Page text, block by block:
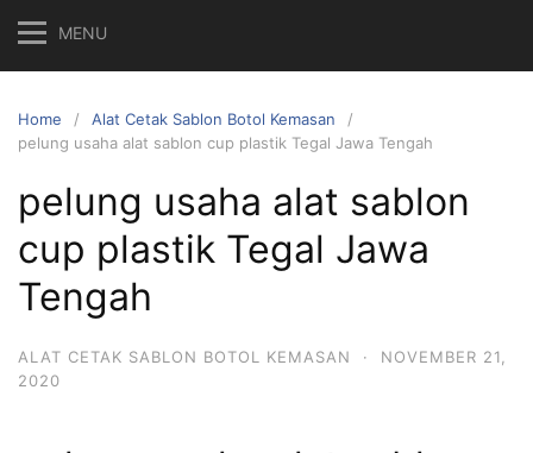
MENU
Home
Alat Cetak Sablon Botol Kemasan
pelung usaha alat sablon cup plastik Tegal Jawa Tengah
pelung usaha alat sablon
cup plastik Tegal Jawa
Tengah
ALAT CETAK SABLON BOTOL KEMASAN ·
NOVEMBER 21,
2020